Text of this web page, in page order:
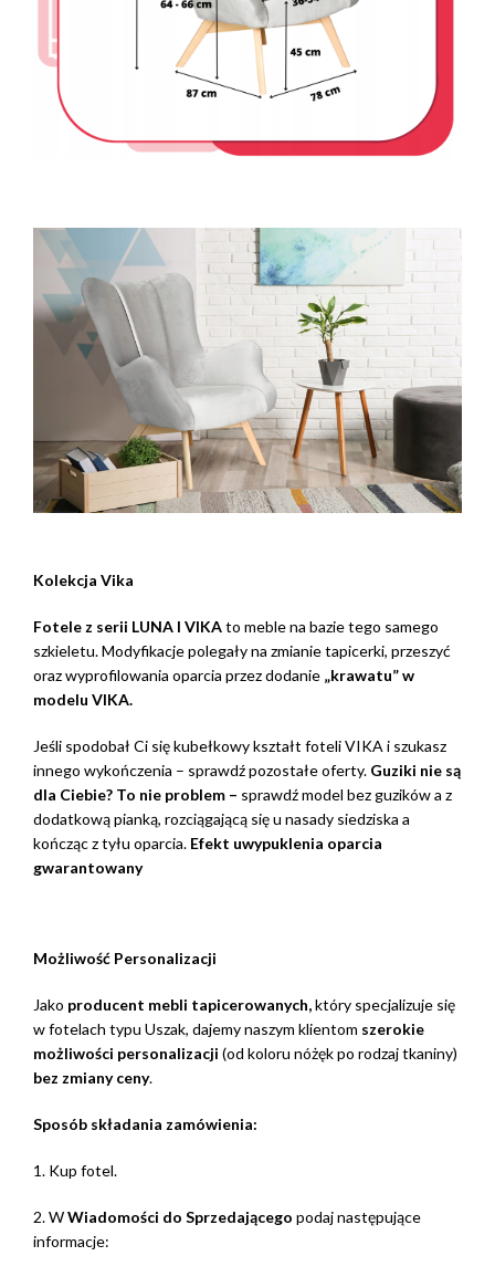
Kolekcja Vika
Fotele z serii LUNA I VIKAto meble na bazie tego samego
szkieletu. Modyfikacje polegały na zmianie tapicerki, przeszyć
oraz wyprofilowania oparcia przez dodanie „krawatu” w
modelu VIKA.
Jeśli spodobał Ci się kubełkowy kształt foteli VIKA i szukasz
innego wykończenia – sprawdź pozostałe oferty. Guziki nie są
dla Ciebie? To nie problem – sprawdź model bez guzików a z
dodatkową pianką, rozciągającą się u nasady siedziska a
kończąc z tyłu oparcia. Efekt uwypuklenia oparcia
gwarantowany
Możliwość Personalizacji
Jako producent mebli tapicerowanych,który specjalizuje się
w fotelach typu Uszak, dajemy naszym klientom szerokie
możliwości personalizacji (od koloru nóżęk po rodzaj tkaniny)
bez zmiany ceny.
Sposób składania zamówienia:
1. Kup fotel.
2. WWiadomości do Sprzedającego podaj następujące
informacje: